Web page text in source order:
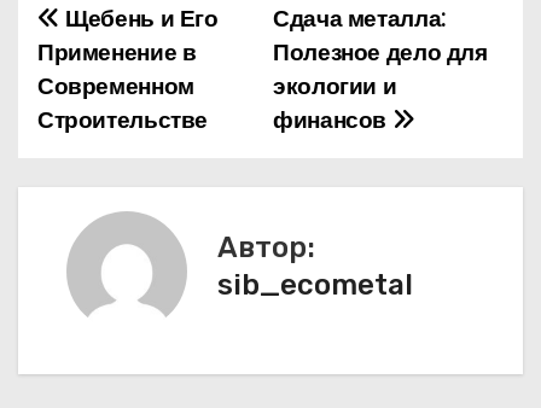
Н
а
в
и
и
Сдача металла:
Полезное дело для
экологии и
финансов
Щебень и Его
Применение в
Современном
Строительстве
Автор:
sib_ecometal